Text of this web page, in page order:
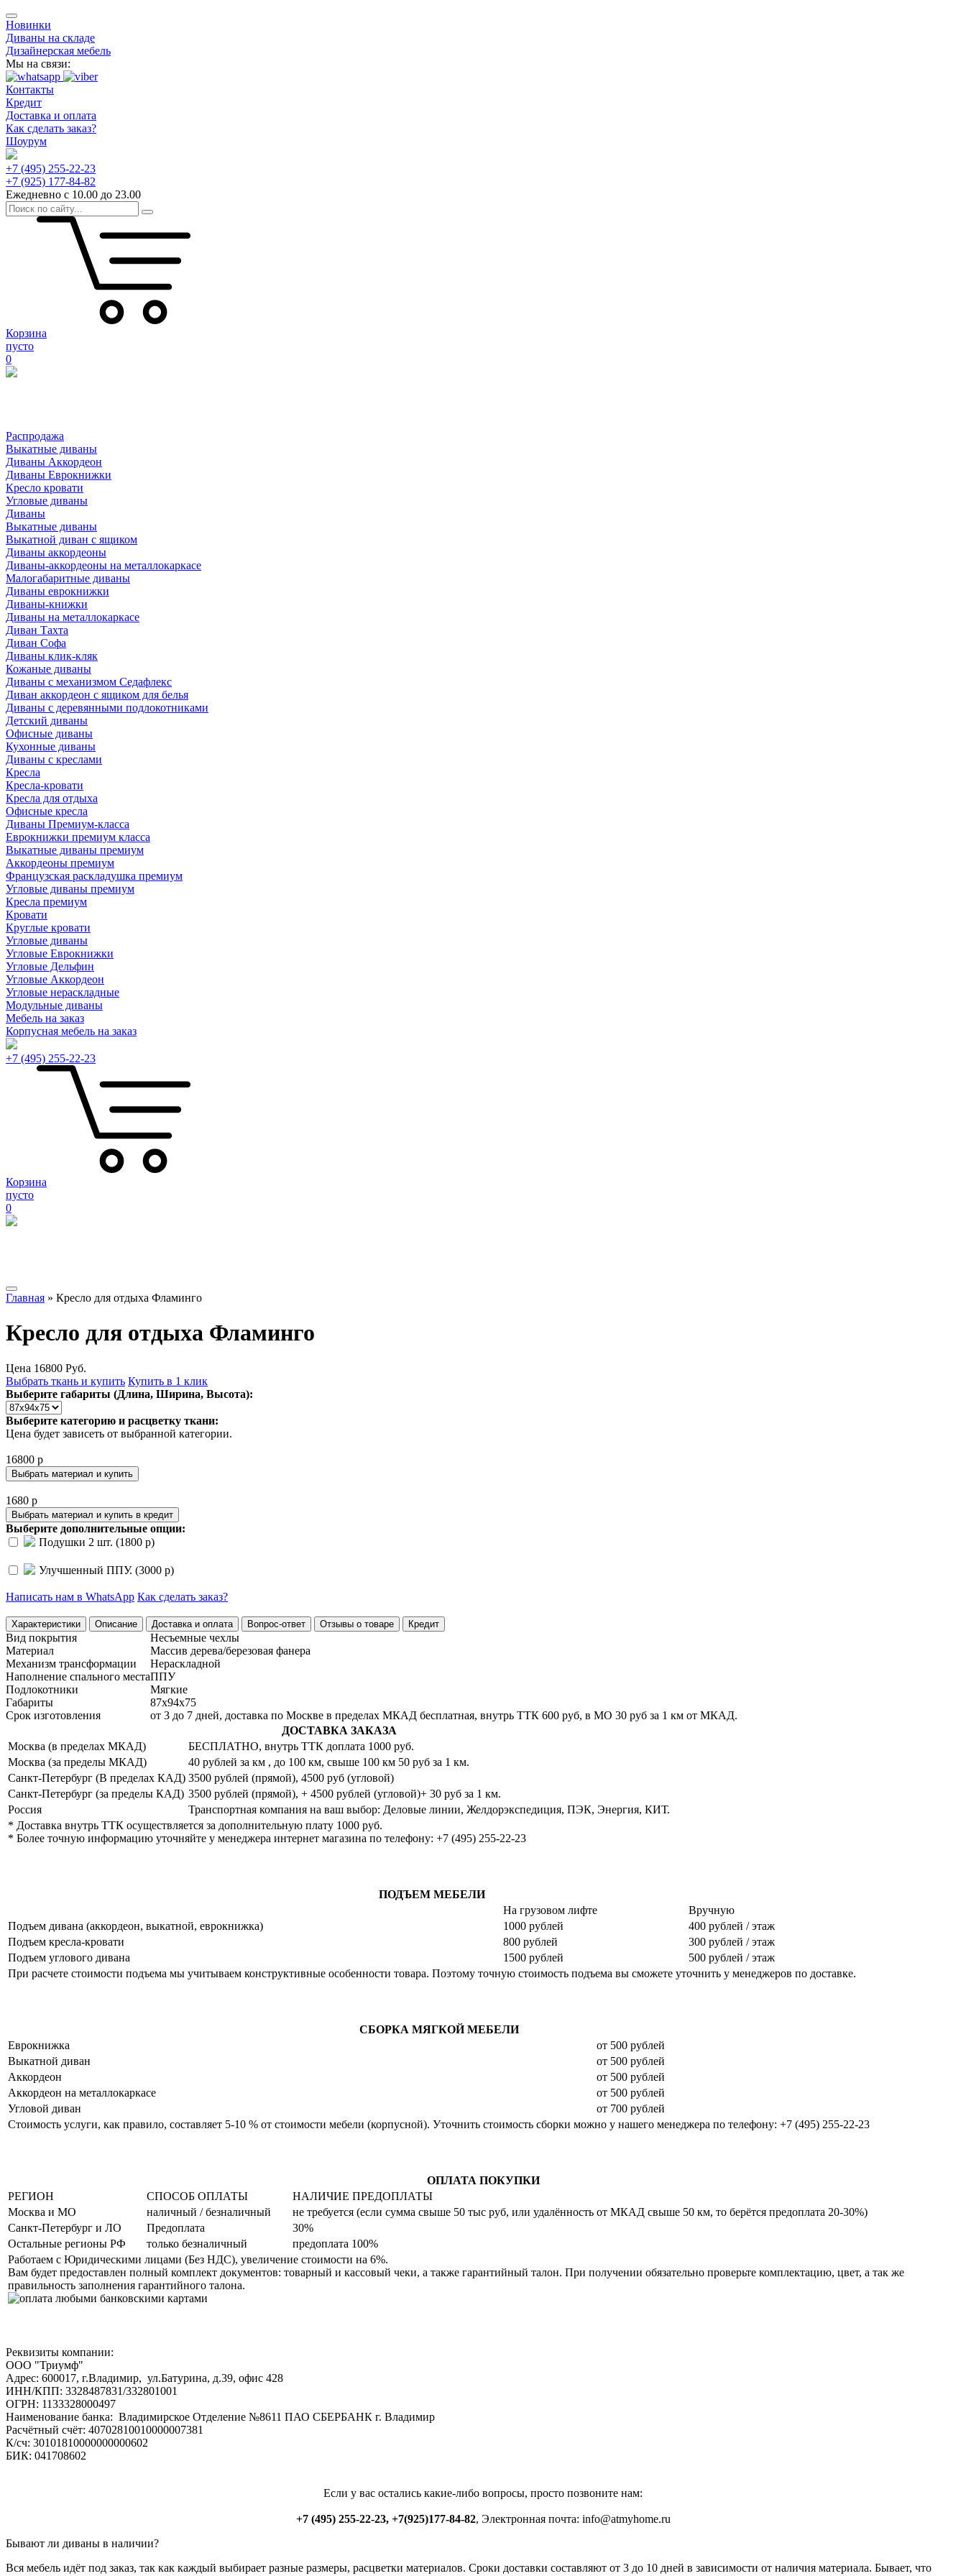
Новинки
Диваны на складе
Дизайнерская мебель
Мы на связи:
Контакты
Кредит
Доставка и оплата
Как сделать заказ?
Шоурум
+7 (495) 255-22-23
+7 (925) 177-84-82
Ежедневно с 10.00 до 23.00
Корзина
пусто
0
Распродажа
Выкатные диваны
Диваны Аккордеон
Диваны Еврокнижки
Кресло кровати
Угловые диваны
Диваны
Выкатные диваны
Выкатной диван с ящиком
Диваны аккордеоны
Диваны-аккордеоны на металлокаркасе
Малогабаритные диваны
Диваны еврокнижки
Диваны-книжки
Диваны на металлокаркасе
Диван Тахта
Диван Софа
Диваны клик-кляк
Кожаные диваны
Диваны с механизмом Седафлекс
Диван аккордеон с ящиком для белья
Диваны с деревянными подлокотниками
Детский диваны
Офисные диваны
Кухонные диваны
Диваны с креслами
Кресла
Кресла-кровати
Кресла для отдыха
Офисные кресла
Диваны Премиум-класса
Еврокнижки премиум класса
Выкатные диваны премиум
Аккордеоны премиум
Французская раскладушка премиум
Угловые диваны премиум
Кресла премиум
Кровати
Круглые кровати
Угловые диваны
Угловые Еврокнижки
Угловые Дельфин
Угловые Аккордеон
Угловые нераскладные
Модульные диваны
Мебель на заказ
Корпусная мебель на заказ
+7 (495) 255-22-23
Корзина
пусто
0
Главная » Кресло для отдыха Фламинго
Кресло для отдыха Фламинго
Цена 16800 Руб.
Выбрать ткань и купить Купить в 1 клик
Выберите габариты (Длина, Ширина, Высота):
Выберите категорию и расцветку ткани:
Цена будет зависеть от выбранной категории.
16800 р
Выбрать материал и купить
1680 р
Выбрать материал и купить в кредит
Выберите дополнительные опции:
Подушки 2 шт. (1800 р)
Улучшенный ППУ. (3000 р)
Написать нам в WhatsApp Как сделать заказ?
Характеристики Описание Доставка и оплата Вопрос-ответ Отзывы о товаре Кредит
Вид покрытия
Несъемные чехлы
Материал
Массив дерева/березовая фанера
Механизм трансформации
Нераскладной
Наполнение спального местаППУ
Подлокотники
Мягкие
Габариты
87х94х75
Срок изготовления
от 3 до 7 дней, доставка по Москве в пределах МКАД бесплатная, внутрь ТТК 600 руб, в МО 30 руб за 1 км от МКАД.
ДОСТАВКА ЗАКАЗА
Москва (в пределах МКАД)
БЕСПЛАТНО, внутрь ТТК доплата 1000 руб.
Москва (за пределы МКАД)
40 рублей за км , до 100 км, свыше 100 км 50 руб за 1 км.
Санкт-Петербург (В пределах КАД) 3500 рублей (прямой), 4500 руб (угловой)
Санкт-Петербург (за пределы КАД) 3500 рублей (прямой), + 4500 рублей (угловой)+ 30 руб за 1 км.
Россия
Транспортная компания на ваш выбор: Деловые линии, Желдорэкспедиция, ПЭК, Энергия, КИТ.
* Доставка внутрь ТТК осуществляется за дополнительную плату 1000 руб.
* Более точную информацию уточняйте у менеджера интернет магазина по телефону: +7 (495) 255-22-23
ПОДЪЕМ МЕБЕЛИ
На грузовом лифте
Вручную
Подъем дивана (аккордеон, выкатной, еврокнижка)
1000 рублей
400 рублей / этаж
Подъем кресла-кровати
800 рублей
300 рублей / этаж
Подъем углового дивана
1500 рублей
500 рублей / этаж
При расчете стоимости подъема мы учитываем конструктивные особенности товара. Поэтому точную стоимость подъема вы сможете уточнить у менеджеров по доставке.
СБОРКА МЯГКОЙ МЕБЕЛИ
Еврокнижка
от 500 рублей
Выкатной диван
от 500 рублей
Аккордеон
от 500 рублей
Аккордеон на металлокаркасе
от 500 рублей
Угловой диван
от 700 рублей
Стоимость услуги, как правило, составляет 5-10 % от стоимости мебели (корпусной). Уточнить стоимость сборки можно у нашего менеджера по телефону: +7 (495) 255-22-23
ОПЛАТА ПОКУПКИ
РЕГИОН
СПОСОБ ОПЛАТЫ
НАЛИЧИЕ ПРЕДОПЛАТЫ
Москва и МО
наличный / безналичный
не требуется (если сумма свыше 50 тыс руб, или удалённость от МКАД свыше 50 км, то берётся предоплата 20-30%)
Санкт-Петербург и ЛО
Предоплата
30%
Остальные регионы РФ
только безналичный
предоплата 100%
Работаем с Юридическими лицами (Без НДС), увеличение стоимости на 6%.
Вам будет предоставлен полный комплект документов: товарный и кассовый чеки, а также гарантийный талон. При получении обязательно проверьте комплектацию, цвет, а так же
правильность заполнения гарантийного талона.
Реквизиты компании:
ООО "Триумф"
Адрес: 600017, г.Владимир, ул.Батурина, д.39, офис 428
ИНН/КПП: 3328487831/332801001
ОГРН: 1133328000497
Наименование банка: Владимирское Отделение №8611 ПАО СБЕРБАНК г. Владимир
Расчётный счёт: 40702810010000007381
К/сч: 30101810000000000602
БИК: 041708602
Если у вас остались какие-либо вопросы, просто позвоните нам:
+7 (495) 255-22-23, +7(925)177-84-82, Электронная почта: info@atmyhome.ru
Бывают ли диваны в наличии?
Вся мебель идёт под заказ, так как каждый выбирает разные размеры, расцветки материалов. Сроки доставки составляют от 3 до 10 дней в зависимости от наличия материала. Бывает, что